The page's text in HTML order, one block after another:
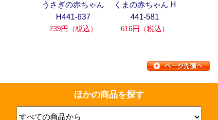
うさぎの赤ちゃん
H441-637
739円（税込）
くまの赤ちゃん H
441-581
616円（税込）
ほかの商品を探す